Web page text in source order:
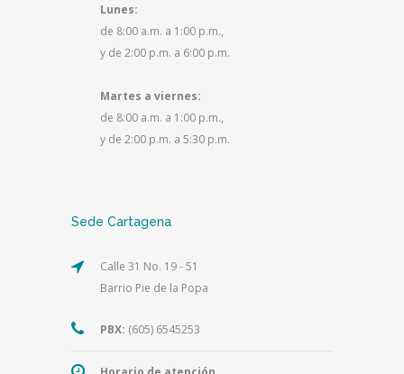
Lunes:
de 8:00 a.m. a 1:00 p.m.,
y de 2:00 p.m. a 6:00 p.m.
Martes a viernes:
de 8:00 a.m. a 1:00 p.m.,
y de 2:00 p.m. a 5:30 p.m.
Sede Cartagena
Calle 31 No. 19 - 51
Barrio Pie de la Popa
PBX: (605) 6545253